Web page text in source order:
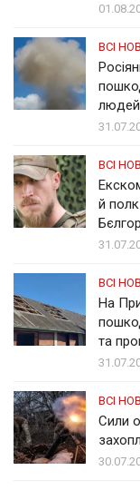
ВСІ
ВСІ
й
ВСІ
На
та
ВСІ
Сили